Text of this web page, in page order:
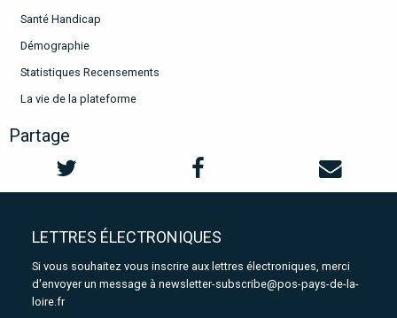
Santé Handicap
Démographie
Statistiques Recensements
La vie de la plateforme
Partage
LETTRES ÉLECTRONIQUES
Si vous souhaitez vous inscrire aux lettres électroniques, merci
d'envoyer un message à newsletter-subscribe@pos-pays-de-la-
loire.fr